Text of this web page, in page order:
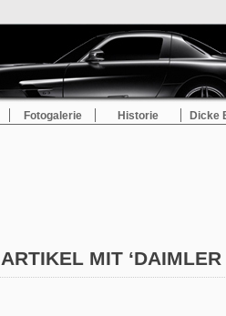
Fotogalerie Historie Dicke
ARTIKEL MIT ‘DAIMLER